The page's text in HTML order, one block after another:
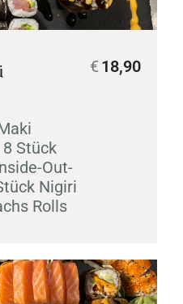
Stück
Out-
Nigiri
Rolls
18,90
€